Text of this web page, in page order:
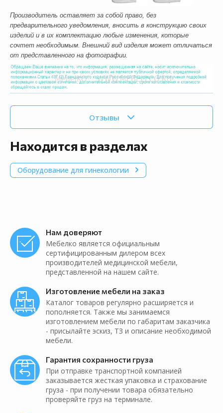
Производитель оставляет за собой право, без
предварительного уведомления, вносить в конструкцию своих
изделий и в их комплектацию любые изменения, которые
сочтет необходимым. Внешний вид изделия может отличаться
от представленного на фотографии.
Отзывы
Находится в разделах
Оборудование для гинекологии
Нам доверяют
Мебелко является официальным
сертифицированным дилером всех
производителей медицинской мебели,
представленной на нашем сайте.
Изготовление мебели на заказ
Каталог товаров регулярно расширяется и
пополняется. Также мы занимаемся
изготовлением мебели по габаритам заказчика
- присылайте эскиз, ТЗ и описание необходимой
мебели.
Гарантия сохранности груза
При отправке транспортной компанией
заказывается жесткая упаковка и страхование
груза - при получении товара обязательно
проверяйте груз на терминале.